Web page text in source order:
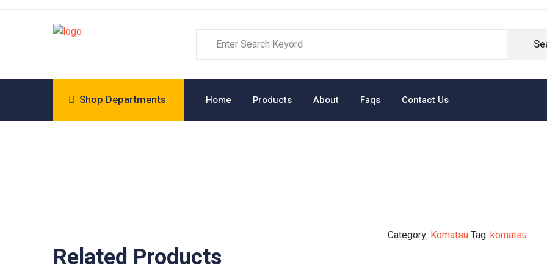
Shop Departments Home Products About Faqs Contact Us
Category: KomatsuTag: komatsu
Related Products